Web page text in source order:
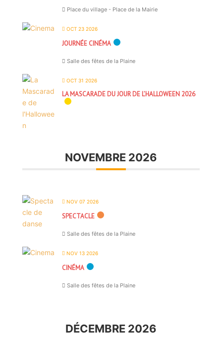
Place du village - Place de la Mairie
OCT 23 2026
JOURNÉE CINÉMA
Salle des fêtes de la Plaine
OCT 31 2026
LA MASCARADE DU JOUR DE L’HALLOWEEN 2026
NOVEMBRE 2026
NOV 07 2026
SPECTACLE
Salle des fêtes de la Plaine
NOV 13 2026
CINÉMA
Salle des fêtes de la Plaine
DÉCEMBRE 2026